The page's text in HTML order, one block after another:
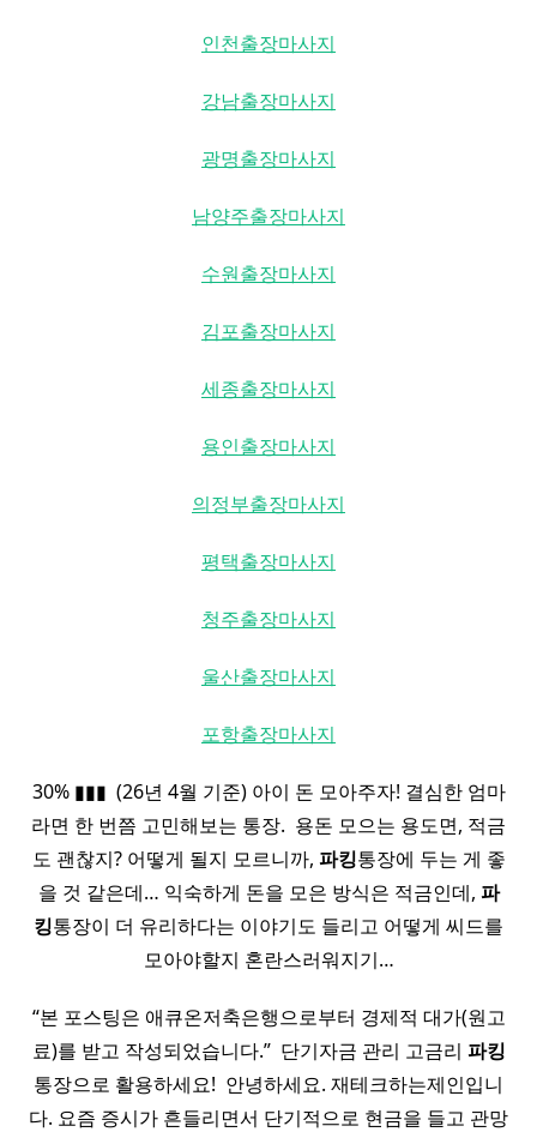
인천출장마사지
강남출장마사지
광명출장마사지
남양주출장마사지
수원출장마사지
김포출장마사지
세종출장마사지
용인출장마사지
의정부출장마사지
평택출장마사지
청주출장마사지
울산출장마사지
포항출장마사지
30% ▮▮▮ ​ (26년 4월 기준) 아이 돈 모아주자! 결심한 엄마
라면 한 번쯤 고민해보는 통장. ​ 용돈 모으는 용도면, 적금
도 괜찮지? 어떻게 될지 모르니까, 파킹통장에 두는 게 좋
을 것 같은데… 익숙하게 돈을 모은 방식은 적금인데, 파
킹통장이 더 유리하다는 이야기도 들리고 어떻게 씨드를
모아야할지 혼란스러워지기…
“본 포스팅은 애큐온저축은행으로부터 경제적 대가(원고
료)를 받고 작성되었습니다.” ​ 단기자금 관리 고금리 파킹
통장으로 활용하세요! ​ 안녕하세요. 재테크하는제인입니
다. 요즘 증시가 흔들리면서 단기적으로 현금을 들고 관망